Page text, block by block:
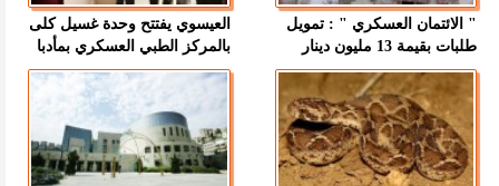
" الائتمان العسكري " : تمويل
طلبات بقيمة 13 مليون دينار
العيسوي يفتتح وحدة غسيل كلى
بالمركز الطبي العسكري بمأدبا